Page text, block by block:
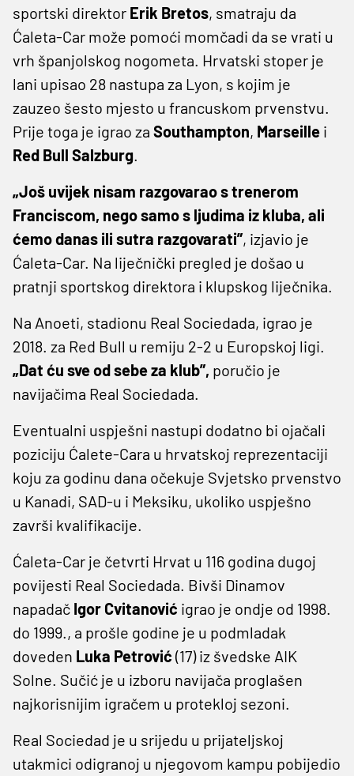
sportski direktor Erik Bretos, smatraju da
Ćaleta-Car može pomoći momčadi da se vrati u
vrh španjolskog nogometa. Hrvatski stoper je
lani upisao 28 nastupa za Lyon, s kojim je
zauzeo šesto mjesto u francuskom prvenstvu.
Prije toga je igrao za Southampton, Marseille i
Red Bull Salzburg.
„Još uvijek nisam razgovarao s trenerom
Franciscom, nego samo s ljudima iz kluba, ali
ćemo danas ili sutra razgovarati”, izjavio je
Ćaleta-Car. Na liječnički pregled je došao u
pratnji sportskog direktora i klupskog liječnika.
Na Anoeti, stadionu Real Sociedada, igrao je
2018. za Red Bull u remiju 2-2 u Europskoj ligi.
„Dat ću sve od sebe za klub”, poručio je
navijačima Real Sociedada.
Eventualni uspješni nastupi dodatno bi ojačali
poziciju Ćalete-Cara u hrvatskoj reprezentaciji
koju za godinu dana očekuje Svjetsko prvenstvo
u Kanadi, SAD-u i Meksiku, ukoliko uspješno
završi kvalifikacije.
Ćaleta-Car je četvrti Hrvat u 116 godina dugoj
povijesti Real Sociedada. Bivši Dinamov
napadač Igor Cvitanović igrao je ondje od 1998.
do 1999., a prošle godine je u podmladak
doveden Luka Petrović (17) iz švedske AIK
Solne. Sučić je u izboru navijača proglašen
najkorisnijim igračem u protekloj sezoni.
Real Sociedad je u srijedu u prijateljskoj
utakmici odigranoj u njegovom kampu pobijedio